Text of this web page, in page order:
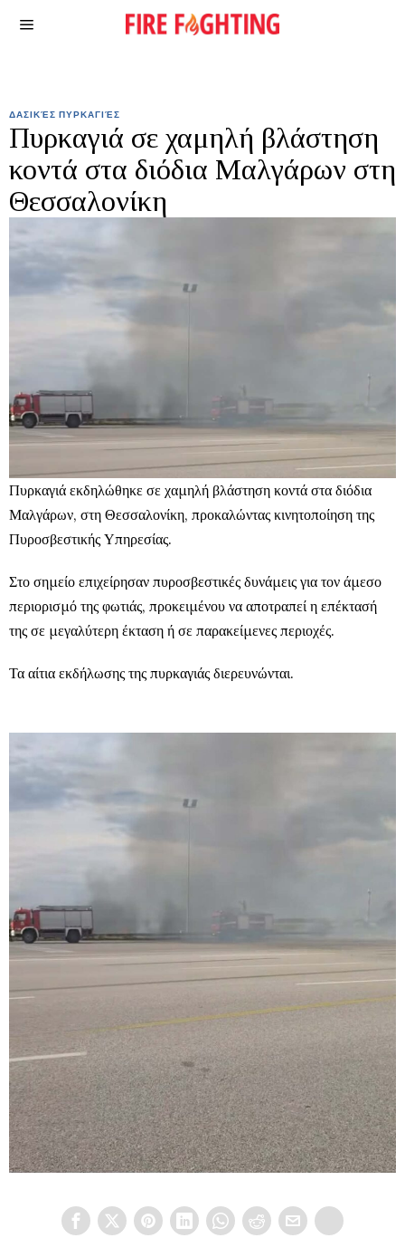
ΔΑΣΙΚΈΣ ΠΥΡΚΑΓΙΈΣ
Πυρκαγιά σε χαμηλή βλάστηση
κοντά στα διόδια Μαλγάρων στη
Θεσσαλονίκη
Πυρκαγιά εκδηλώθηκε σε χαμηλή βλάστηση κοντά στα διόδια
Μαλγάρων, στη Θεσσαλονίκη, προκαλώντας κινητοποίηση της
Πυροσβεστικής Υπηρεσίας.
Στο σημείο επιχείρησαν πυροσβεστικές δυνάμεις για τον άμεσο
περιορισμό της φωτιάς, προκειμένου να αποτραπεί η επέκτασή
της σε μεγαλύτερη έκταση ή σε παρακείμενες περιοχές.
Τα αίτια εκδήλωσης της πυρκαγιάς διερευνώνται.